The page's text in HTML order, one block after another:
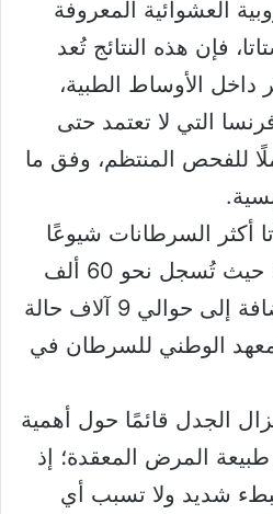
العشوائية المعروفة
فإن هذه النتائج تُعد
داخل الأوساط الطبية،
التي لا تعتمد حتى
للفحص المنتظم، وفق ما
أكثر السرطانات شيوعًا
بين الرجال في فرنسا، حيث تُسجل نحو 60 ألف
إصابة جديدة سنويًا، إضافة إلى حوالي 9 آلاف حالة
الوطني للسرطان في
الجدل قائمًا حول أهمية
المرض المعقدة؛ إذ
شديد ولا تسبب أي